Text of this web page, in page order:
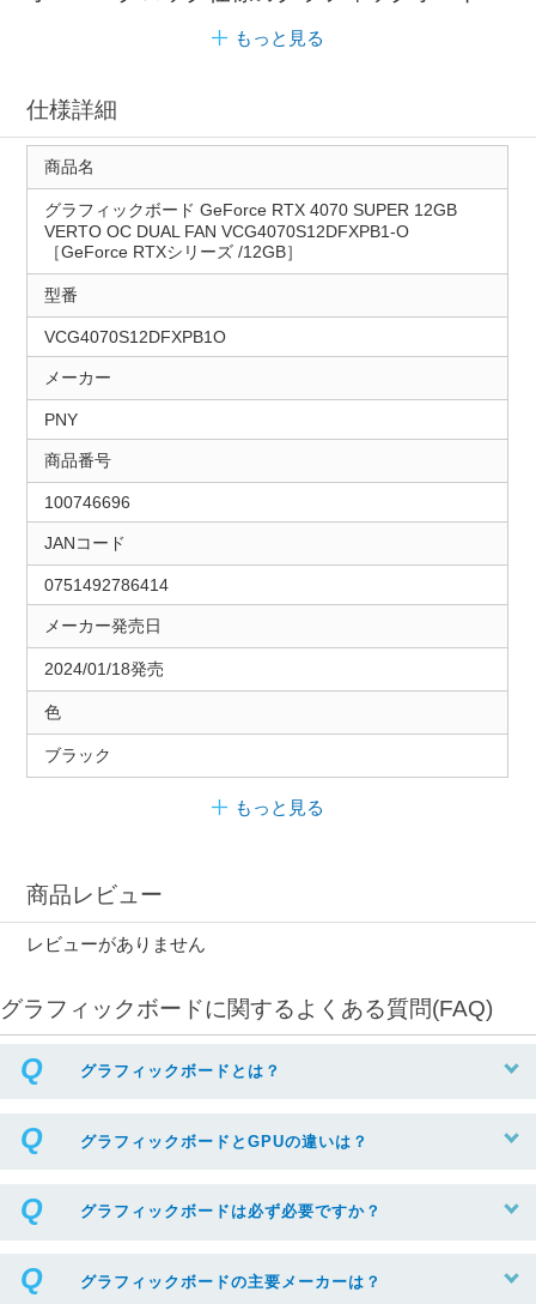
もっと見る
仕様詳細
商品名
グラフィックボード GeForce RTX 4070 SUPER 12GB
VERTO OC DUAL FAN VCG4070S12DFXPB1-O
［GeForce RTXシリーズ /12GB］
型番
VCG4070S12DFXPB1O
メーカー
PNY
商品番号
100746696
JANコード
0751492786414
メーカー発売日
2024/01/18発売
色
ブラック
もっと見る
商品レビュー
レビューがありません
グラフィックボードに関するよくある質問(FAQ)
グラフィックボードとは？
グラフィックボードとGPUの違いは？
グラフィックボードは必ず必要ですか？
グラフィックボードの主要メーカーは？